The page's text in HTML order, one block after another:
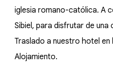
iglesia romano-católica. A
Sibiel, para disfrutar de una
Traslado a nuestro hotel en
Alojamiento.